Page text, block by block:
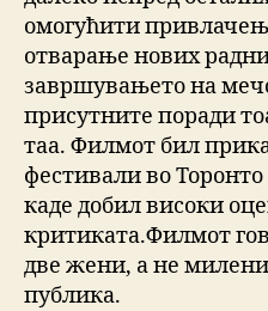
омогућити
отварање нових
завршувањето на
присутните поради
таа. Филмот бил
фестивали во
каде добил високи
критиката.Филмот
две жени, а не
публика.